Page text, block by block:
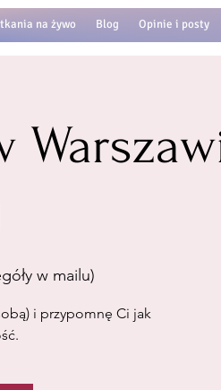
na żywo Blog Opinie i posty
w mailu)
i przypomnę Ci jak